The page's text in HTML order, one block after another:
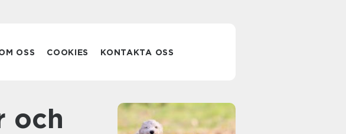
OSS COOKIES KONTAKTA OSS